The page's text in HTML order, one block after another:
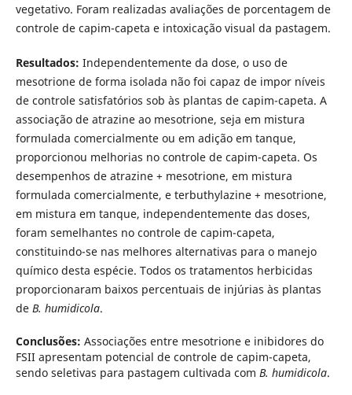
vegetativo. Foram realizadas avaliações de porcentagem de
controle de capim-capeta e intoxicação visual da pastagem.
Resultados: Independentemente da dose, o uso de
mesotrione de forma isolada não foi capaz de impor níveis
de controle satisfatórios sob às plantas de capim-capeta. A
associação de atrazine ao mesotrione, seja em mistura
formulada comercialmente ou em adição em tanque,
proporcionou melhorias no controle de capim-capeta. Os
desempenhos de atrazine + mesotrione, em mistura
formulada comercialmente, e terbuthylazine + mesotrione,
em mistura em tanque, independentemente das doses,
foram semelhantes no controle de capim-capeta,
constituindo-se nas melhores alternativas para o manejo
químico desta espécie. Todos os tratamentos herbicidas
proporcionaram baixos percentuais de injúrias às plantas
de B. humidicola.
Conclusões: Associações entre mesotrione e inibidores do
FSII apresentam potencial de controle de capim-capeta,
sendo seletivas para pastagem cultivada com B. humidicola.